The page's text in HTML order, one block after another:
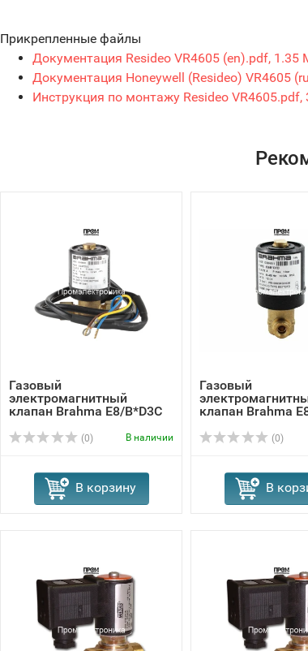
Прикрепленные файлы
Документация Resideo VR4605 (en).pdf, 1.35
Документация Honeywell (Resideo) VR4605
Инструкция по монтажу Resideo
Газовый
электромагнитный
клапан Brahma E8/B*D3C
(0) В наличии
В корзину
Газовый
клапан Brahma
(0)
В